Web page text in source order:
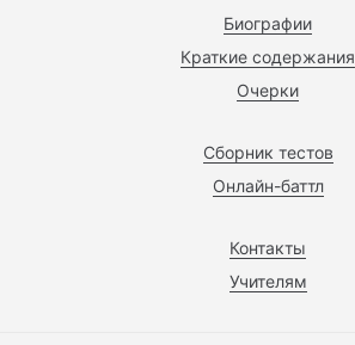
Биографии
Краткие содержания
Очерки
Сборник тестов
Онлайн-баттл
Контакты
Учителям